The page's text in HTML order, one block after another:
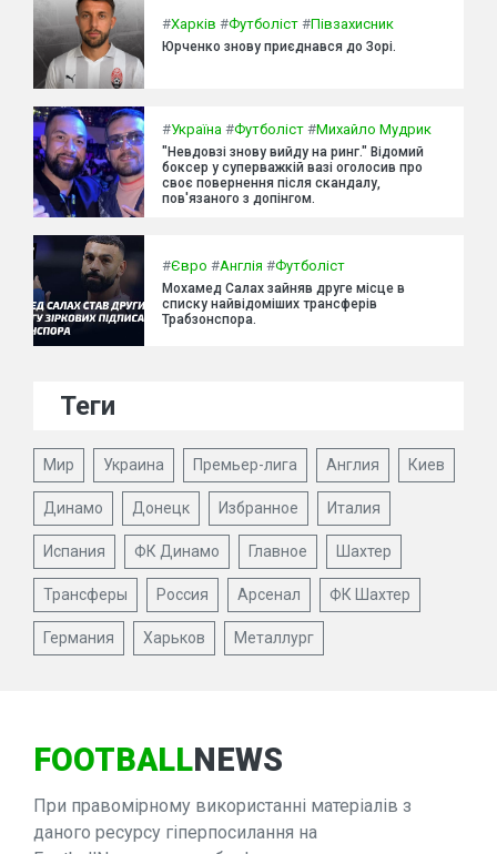
#Харків #Футболіст #Півзахисник
Юрченко знову приєднався до Зорі.
#Україна #Футболіст #Михайло Мудрик
"Невдовзі знову вийду на ринг." Відомий
боксер у суперважкій вазі оголосив про
своє повернення після скандалу,
пов'язаного з допінгом.
#Євро #Англія #Футболіст
Мохамед Салах зайняв друге місце в
списку найвідоміших трансферів
Трабзонспора.
Теги
Мир Украина Премьер-лига Англия Киев
Динамо Донецк Избранное Италия
Испания ФК Динамо Главное Шахтер
Трансферы Россия Арсенал ФК Шахтер
Германия Харьков Металлург
FOOTBALLNEWS
При правомірному використанні матеріалів з
даного ресурсу гіперпосилання на